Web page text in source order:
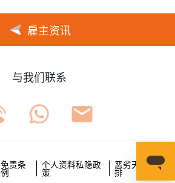
雇主资讯
与我们联系
免责条
例
个人资料私隐政
策
恶劣天气安
排